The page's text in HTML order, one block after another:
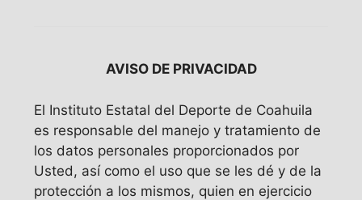
AVISO DE PRIVACIDAD
El Instituto Estatal del Deporte de Coahuila
es responsable del manejo y tratamiento de
los datos personales proporcionados por
Usted, así como el uso que se les dé y de la
protección a los mismos, quien en ejercicio